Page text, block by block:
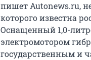
пишет Autonews.ru,
которого известна
Оснащенный 1,0-
электромотором
государственным и